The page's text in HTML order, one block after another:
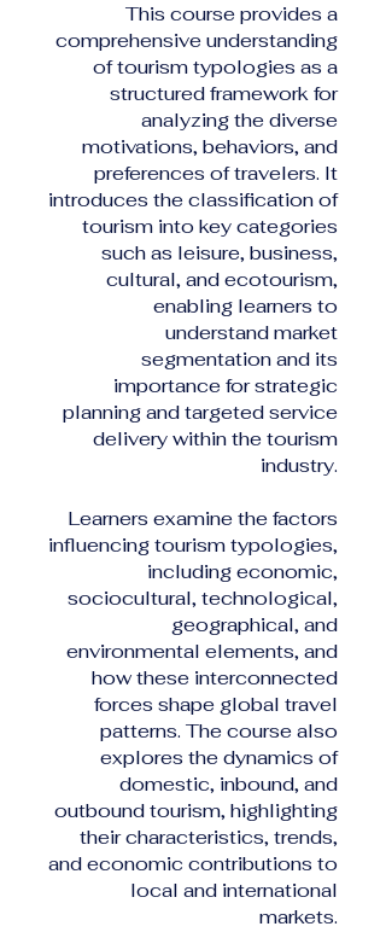
This course provides a
comprehensive understanding
of tourism typologies as a
structured framework for
analyzing the diverse
motivations, behaviors, and
preferences of travelers. It
introduces the classification of
tourism into key categories
such as leisure, business,
cultural, and ecotourism,
enabling learners to
understand market
segmentation and its
importance for strategic
planning and targeted service
delivery within the tourism
industry.
Learners examine the factors
influencing tourism typologies,
including economic,
sociocultural, technological,
geographical, and
environmental elements, and
how these interconnected
forces shape global travel
patterns. The course also
explores the dynamics of
domestic, inbound, and
outbound tourism, highlighting
their characteristics, trends,
and economic contributions to
local and international
markets.